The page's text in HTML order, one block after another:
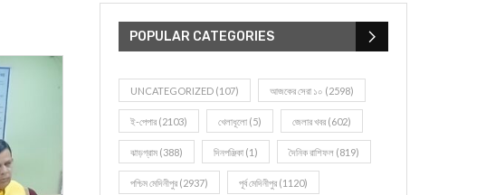
POPULAR CATEGORIES
UNCATEGORIZED (107) আজকের সেরা ১০ (2598)
ই-পেপার (2103) খেলাধূলো (5) জেলার খবর (602)
ঝাড়গ্রাম (388) দিনপঞ্জিকা (1) দৈনিক রাশিফল (819)
পশ্চিম মেদিনীপুর (2937) পূর্ব মেদিনীপুর (1120)